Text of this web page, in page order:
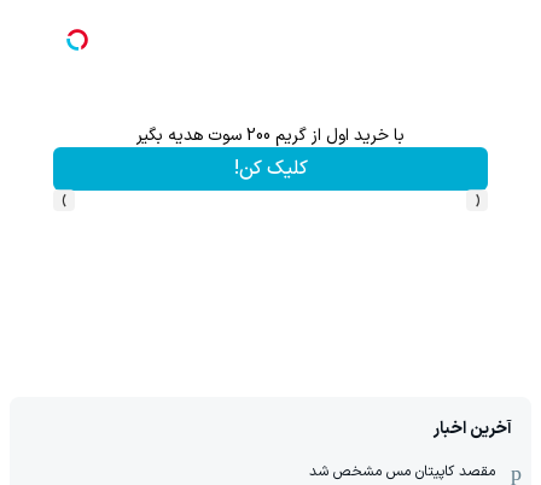
این هدیه رو از دست نده!! فقط تا پایان این ماه
کلیک کن!
‹
›
آخرین اخبار
مقصد کاپیتان مس مشخص شد